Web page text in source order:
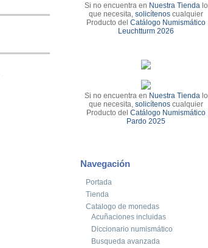
Si no encuentra en Nuestra Tienda lo
que necesita,solicítenos cualquier
Producto delCatálogo Numismático
Leuchtturm 2026
Si no encuentra en Nuestra Tienda lo
que necesita,solicítenos cualquier
Producto delCatálogo Numismático
Pardo 2025
Navegación
Portada
Tienda
Catalogo de monedas
Acuñaciones incluidas
Diccionario numismático
Busqueda avanzada